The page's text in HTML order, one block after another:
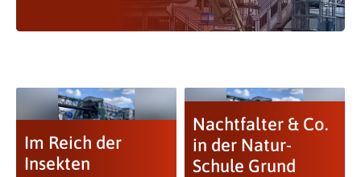
Im Reich der
Insekten
Nachtfalter & Co.
in der Natur-
Schule Grund